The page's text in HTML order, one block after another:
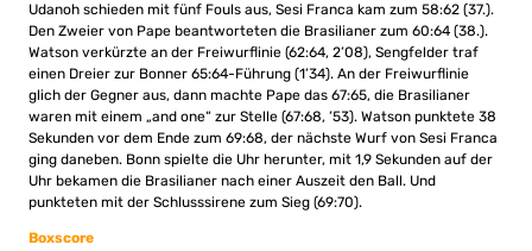
Udanoh schieden mit fünf Fouls aus, Sesi Franca kam zum 58:62 (37.).
Den Zweier von Pape beantworteten die Brasilianer zum 60:64 (38.).
Watson verkürzte an der Freiwurflinie (62:64, 2’08), Sengfelder traf
einen Dreier zur Bonner 65:64-Führung (1’34). An der Freiwurflinie
glich der Gegner aus, dann machte Pape das 67:65, die Brasilianer
waren mit einem „and one“ zur Stelle (67:68, ’53). Watson punktete 38
Sekunden vor dem Ende zum 69:68, der nächste Wurf von Sesi Franca
ging daneben. Bonn spielte die Uhr herunter, mit 1,9 Sekunden auf der
Uhr bekamen die Brasilianer nach einer Auszeit den Ball. Und
punkteten mit der Schlusssirene zum Sieg (69:70).
Boxscore